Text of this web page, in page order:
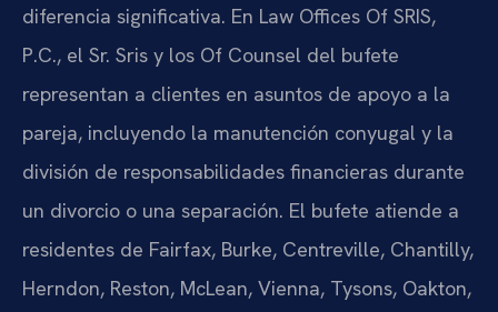
diferencia significativa. En Law Offices Of SRIS,
P.C., el Sr. Sris y los Of Counsel del bufete
representan a clientes en asuntos de apoyo a la
pareja, incluyendo la manutención conyugal y la
división de responsabilidades financieras durante
un divorcio o una separación. El bufete atiende a
residentes de Fairfax, Burke, Centreville, Chantilly,
Herndon, Reston, McLean, Vienna, Tysons, Oakton,